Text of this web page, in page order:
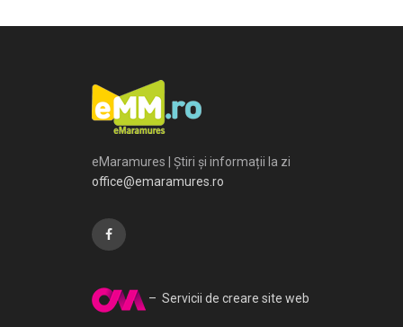
eMaramures | Știri și informații la zi
office@emaramures.ro
– Servicii de creare site web